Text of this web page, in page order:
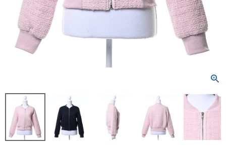
TOPICS
JOURNAL
INFORMATION
はじめてご利用の方へ
お問い合わせ